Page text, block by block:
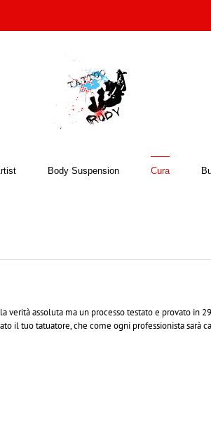
Body Suspension Cura
assoluta ma un processo testato e provato in
il tuo tatuatore, che come ogni professionista